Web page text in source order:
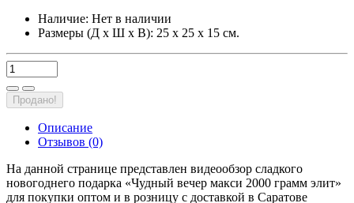
Наличие: Нет в наличии
Размеры (Д х Ш х В): 25 х 25 х 15 см.
Продано!
Описание
Отзывов (0)
На данной странице представлен видеообзор сладкого
новогоднего подарка «Чудный вечер макси 2000 грамм элит»
для покупки оптом и в розницу с доставкой в Саратове